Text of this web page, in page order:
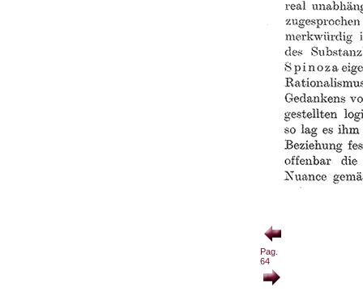
Pag.
64